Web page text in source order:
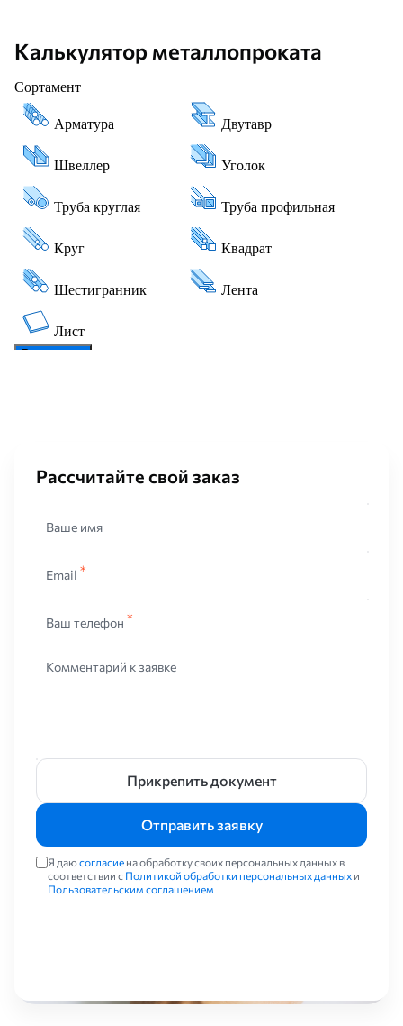
Калькулятор металлопроката
Рассчитайте свой заказ
Ваше имя
Email
Ваш телефон
Комментарий к заявке
Прикрепить документ
Отправить заявку
Я даюсогласие на обработку своих персональных данных в
соответствии с Политикой обработки персональных данных и
Пользовательским соглашением